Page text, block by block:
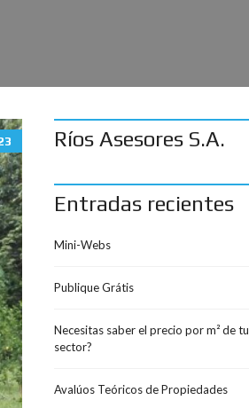
Ríos Asesores S.A.
Entradas recientes
Mini-Webs
Publique Grátis
Necesitas saber el precio por m² de tu
sector?
Avalúos Teóricos de Propiedades